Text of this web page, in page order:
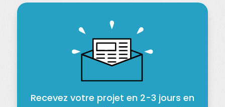
Recevez votre projet en 2-3 jours en